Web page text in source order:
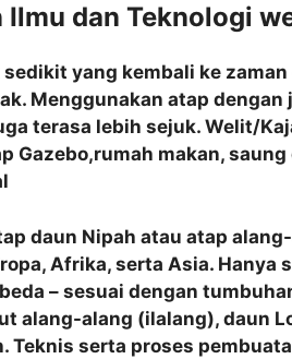
Ilmu dan Teknologi
yang kembali ke
Menggunakan atap
terasa lebih sejuk. Welit/
Gazebo,rumah makan,
daun Nipah atau atap
Afrika, serta Asia. Hanya
– sesuai dengan
alang-alang (ilalang), daun
Teknis serta proses